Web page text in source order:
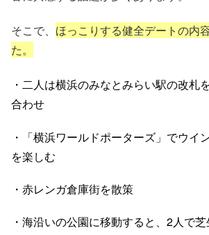
そこで、 ほっこりする健全デートの内
た。
・二人は横浜のみなとみらい駅の改札
合わせ
・「横浜ワールドポーターズ」でウイ
を楽しむ
・赤レンガ倉庫街を散策
・海沿いの公園に移動すると、2人で